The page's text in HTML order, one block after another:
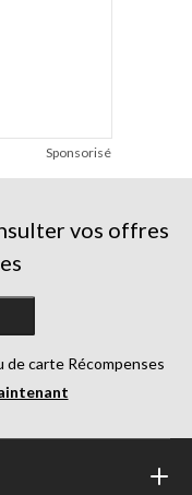
Sponsorisé
vos offres
de carte Récompenses